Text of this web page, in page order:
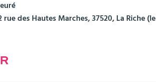
des Hautes Marches, 37520, La Riche (le